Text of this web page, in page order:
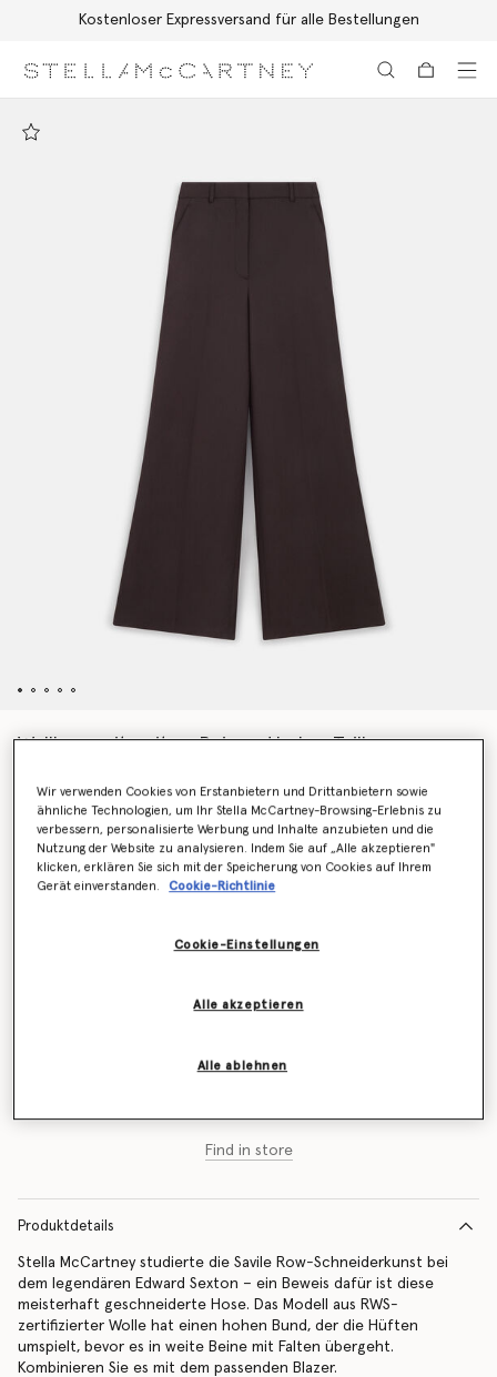
Kostenloser Expressversand für alle Bestellungen
Wollhose mit weitem Bein und hoher Taille
Farbe Dunkles Schokoladenbraun
Find in store
Produktdetails
Stella McCartney studierte die Savile Row-Schneiderkunst bei
dem legendären Edward Sexton – ein Beweis dafür ist diese
meisterhaft geschneiderte Hose. Das Modell aus RWS-
zertifizierter Wolle hat einen hohen Bund, der die Hüften
umspielt, bevor es in weite Beine mit Falten übergeht.
Kombinieren Sie es mit dem passenden Blazer.
Wir verwenden Cookies von Erstanbietern und Drittanbietern sowie
ähnliche Technologien, um Ihr Stella McCartney-Browsing-Erlebnis zu
verbessern, personalisierte Werbung und Inhalte anzubieten und die
Nutzung der Website zu analysieren. Indem Sie auf „Alle akzeptieren"
klicken, erklären Sie sich mit der Speicherung von Cookies auf Ihrem
Gerät einverstanden.
Cookie-Richtlinie
Cookie-Einstellungen
Alle ablehnen
Alle akzeptieren